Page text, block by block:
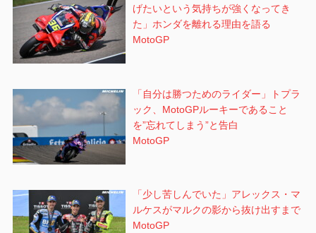
げたいという気持ちが強くなってき
た」ホンダを離れる理由を語る
MotoGP
「自分は勝つためのライダー」トプラ
ック、MotoGPルーキーであること
を”忘れてしまう”と告白
MotoGP
「少し苦しんでいた」アレックス・マ
ルケスがマルクの影から抜け出すまで
MotoGP